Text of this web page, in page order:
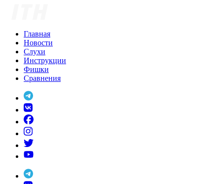
Главная
Новости
Слухи
Инструкции
Фишки
Сравнения